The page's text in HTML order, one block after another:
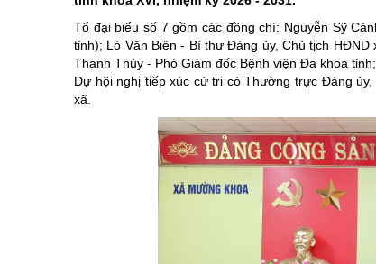
Di tích
Các dân tộc
Các Huyện, Thành phố thuộc tỉnh
Giới
Cuộc thi
Kỷ niệm
Chung
Kỷ niệm
Nghị
Cải cách
chương trình hành động
Điểm đến-Du khách
Điểm
Văn hóa
Bảo vệ nền tảng tư
Tổ đại biểu số 7 gồm các đồng chí: Nguyễn Sỹ
tỉnh); Lò Văn Biên - Bí thư Đảng ủy, Chủ tịch
Thanh Thủy - Phó Giám đốc Bệnh viện Đa khoa
Dự hội nghị tiếp xúc cử tri có Thường trực Đảng
xã.